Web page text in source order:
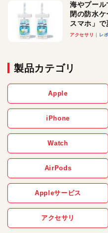
海やプー
閉の防水
スマホ」
アクセサリ レ
製品カテゴリ
Apple
iPhone
Watch
AirPods
Appleサービス
アクセサリ